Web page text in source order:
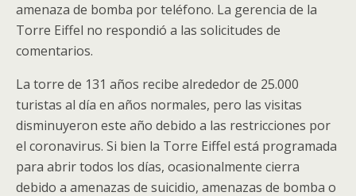
amenaza de bomba por teléfono. La gerencia de la
Torre Eiffel no respondió a las solicitudes de
comentarios.
La torre de 131 años recibe alrededor de 25.000
turistas al día en años normales, pero las visitas
disminuyeron este año debido a las restricciones por
el coronavirus. Si bien la Torre Eiffel está programada
para abrir todos los días, ocasionalmente cierra
debido a amenazas de suicidio, amenazas de bomba o